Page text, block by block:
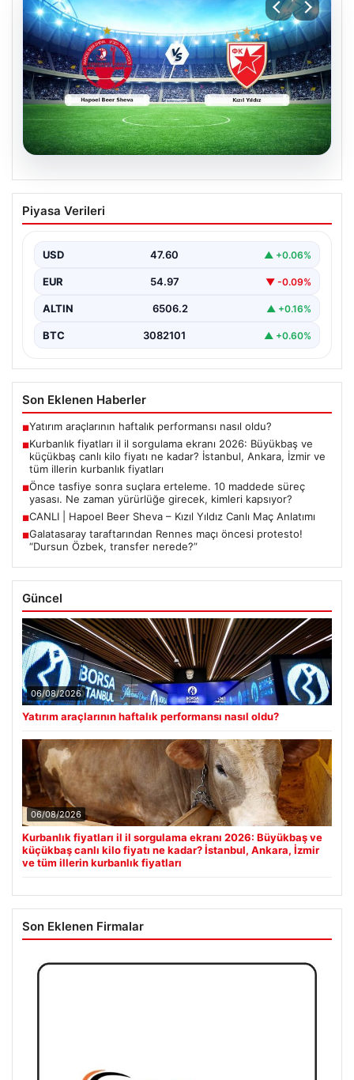
04.08.2026
CANLI | Hapoel Beer Sheva – Kızıl Yıldız
Canlı Maç Anlatımı
Piyasa Verileri
USD 47.60 ▲ +0.06%
EUR 54.97 ▼ -0.09%
ALTIN 6506.2 ▲ +0.16%
BTC 3082101 ▲ +0.60%
Son Eklenen Haberler
■Yatırım araçlarının haftalık performansı nasıl oldu?
■Kurbanlık fiyatları il il sorgulama ekranı 2026: Büyükbaş ve
küçükbaş canlı kilo fiyatı ne kadar? İstanbul, Ankara, İzmir ve
tüm illerin kurbanlık fiyatları
■Önce tasfiye sonra suçlara erteleme. 10 maddede süreç
yasası. Ne zaman yürürlüğe girecek, kimleri kapsıyor?
■CANLI | Hapoel Beer Sheva – Kızıl Yıldız Canlı Maç Anlatımı
■Galatasaray taraftarından Rennes maçı öncesi protesto!
“Dursun Özbek, transfer nerede?”
Güncel
06/08/2026
Yatırım araçlarının haftalık performansı nasıl oldu?
06/08/2026
Kurbanlık fiyatları il il sorgulama ekranı 2026: Büyükbaş ve
küçükbaş canlı kilo fiyatı ne kadar? İstanbul, Ankara, İzmir
ve tüm illerin kurbanlık fiyatları
Son Eklenen Firmalar